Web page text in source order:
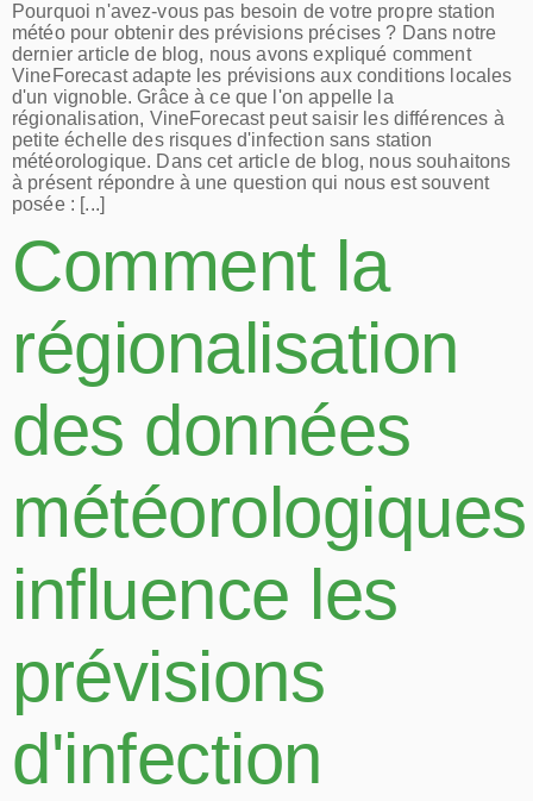
Pourquoi n'avez-vous pas besoin de votre propre station
météo pour obtenir des prévisions précises ? Dans notre
dernier article de blog, nous avons expliqué comment
VineForecast adapte les prévisions aux conditions locales
d'un vignoble. Grâce à ce que l'on appelle la
régionalisation, VineForecast peut saisir les différences à
petite échelle des risques d'infection sans station
météorologique. Dans cet article de blog, nous souhaitons
à présent répondre à une question qui nous est souvent
posée : [...]
Comment la
régionalisation
des données
météorologiques
influence les
prévisions
d'infection